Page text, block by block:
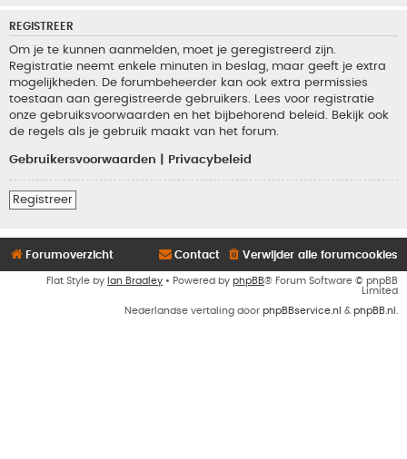
REGISTREER
Om je te kunnen aanmelden, moet je geregistreerd zijn.
Registratie neemt enkele minuten in beslag, maar geeft je extra
mogelijkheden. De forumbeheerder kan ook extra permissies
toestaan aan geregistreerde gebruikers. Lees voor registratie
onze gebruiksvoorwaarden en het bijbehorend beleid. Bekijk ook
de regels als je gebruik maakt van het forum.
Gebruikersvoorwaarden Privacybeleid
Registreer
Forumoverzicht Verwijder alle forumcookies
Contact
Flat Style by Ian Bradley • Powered by phpBB® Forum Software © phpBB
Limited
Nederlandse vertaling door phpBBservice.nl & phpBB.nl .